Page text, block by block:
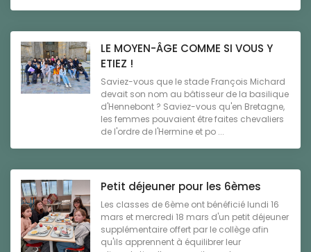
LE MOYEN-ÂGE COMME SI VOUS Y
ETIEZ !
Saviez-vous que le stade François Michard
devait son nom au bâtisseur de la basilique
d'Hennebont ? Saviez-vous qu'en Bretagne,
les femmes pouvaient être faites chevaliers
de l'ordre de l'Hermine et po ...
Petit déjeuner pour les 6èmes
Les classes de 6ème ont bénéficié lundi 16
mars et mercredi 18 mars d'un petit déjeuner
supplémentaire offert par le collège afin
qu'ils apprennent à équilibrer leur